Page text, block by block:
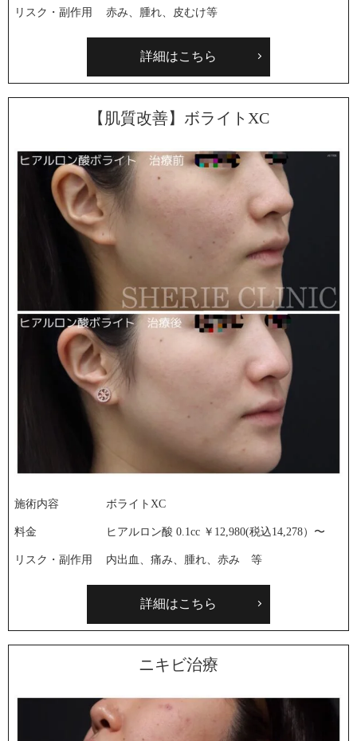
リスク・副作用 赤み、腫れ、皮むけ等
詳細はこちら
【肌質改善】ボライトXC
施術内容 ボライトXC
料金 ヒアルロン酸 0.1cc ￥12,980(税込14,278）〜
リスク・副作用 内出血、痛み、腫れ、赤み 等
詳細はこちら
ニキビ治療